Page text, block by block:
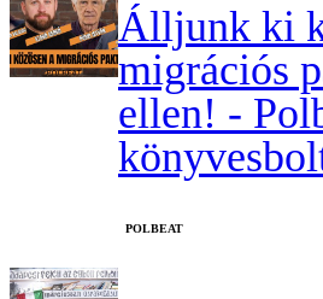
Álljunk ki
migrációs
ellen! -
‎POLBEAT